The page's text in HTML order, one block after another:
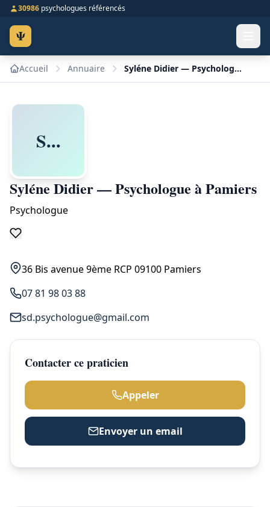
30986 psychologues référencés
Ψ
Accueil Annuaire Syléne Didier — Psychologue à Pamiers
S...
Syléne Didier — Psychologue à Pamiers
Psychologue
36 Bis avenue 9ème RCP 09100 Pamiers
07 81 98 03 88
sd.psychologue@gmail.com
Contacter ce praticien
Appeler
Envoyer un email